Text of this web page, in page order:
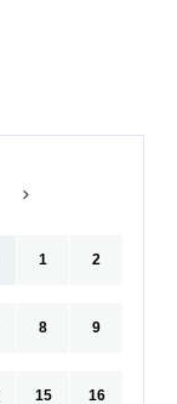
1 2
8 9
15 16